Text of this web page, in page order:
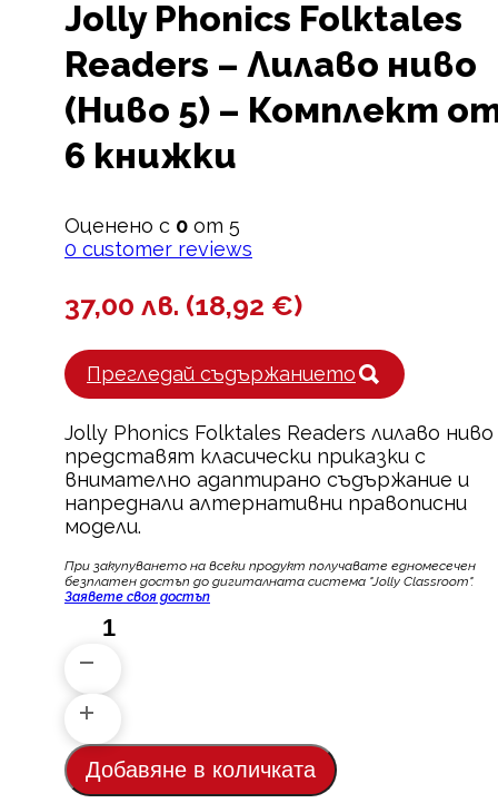
Jolly Phonics Folktales
Readers – Лилаво ниво
(Ниво 5) – Комплект
6 книжки
Оценено с 0 от 5
0 customer reviews
37,00 лв. (18,92 €)
Прегледай съдържанието
Jolly Phonics Folktales Readers лилаво ниво
представят класически приказки с
внимателно адаптирано съдържание и
напреднали алтернативни правописни
модели.
При закупуването на всеки продукт пoлучавате едномесечен
безплатен достъп до дигиталната система "Jolly Classroom".
Заявете своя достъп
количество
Phonics
Folktales
Readers
–
Лилаво
Добавяне в количката